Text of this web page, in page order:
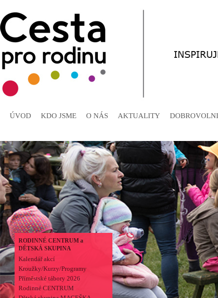
ÚVOD KDO JSME O NÁS AKTUALITY
RODINNÉ CENTRUM a
DĚTSKÁ SKUPINA
Kalendář akcí
Kroužky/Kurzy/Programy
Příměstské tábory 2026
Rodinné CENTRUM